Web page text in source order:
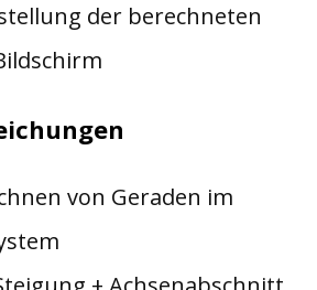
der berechneten
von Geraden im